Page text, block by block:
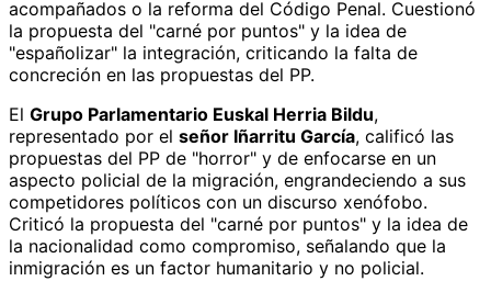
acompañados o la reforma del Código Penal. Cuestionó
la propuesta del "carné por puntos" y la idea de
"españolizar" la integración, criticando la falta de
concreción en las propuestas del PP.
El Grupo Parlamentario Euskal Herria Bildu,
representado por el señor Iñarritu García, calificó las
propuestas del PP de "horror" y de enfocarse en un
aspecto policial de la migración, engrandeciendo a sus
competidores políticos con un discurso xenófobo.
Criticó la propuesta del "carné por puntos" y la idea de
la nacionalidad como compromiso, señalando que la
inmigración es un factor humanitario y no policial.